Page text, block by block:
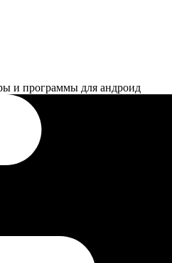
и программы для андроид